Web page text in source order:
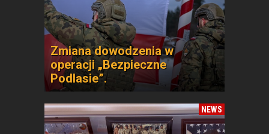
Zmiana dowodzenia w
operacji „Bezpieczne
Podlasie”.
NEWS